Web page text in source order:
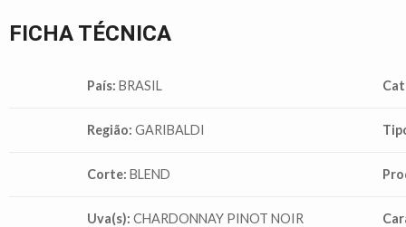
FICHA TÉCNICA
País: BRASIL
Região: GARIBALDI
Corte: BLEND
Uva(s): CHARDONNAY PINOT NOIR